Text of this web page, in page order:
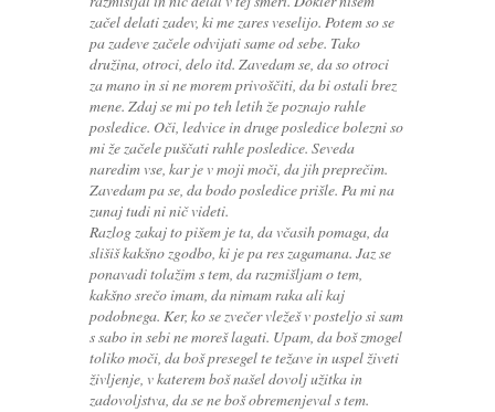
začel delati zadev, ki me zares veselijo. Potem so se
pa zadeve začele odvijati same od sebe. Tako
družina, otroci, delo itd. Zavedam se, da so otroci
za mano in si ne morem privoščiti, da bi ostali brez
mene. Zdaj se mi po teh letih že poznajo rahle
posledice. Oči, ledvice in druge posledice bolezni so
mi že začele puščati rahle posledice. Seveda
naredim vse, kar je v moji moči, da jih preprečim.
Zavedam pa se, da bodo posledice prišle. Pa mi na
zunaj tudi ni nič videti.
Razlog zakaj to pišem je ta, da včasih pomaga, da
slišiš kakšno zgodbo, ki je pa res zagamana. Jaz se
ponavadi tolažim s tem, da razmišljam o tem,
kakšno srečo imam, da nimam raka ali kaj
podobnega. Ker, ko se zvečer vležeš v posteljo si sam
s sabo in sebi ne moreš lagati. Upam, da boš zmogel
toliko moči, da boš presegel te težave in uspel živeti
življenje, v katerem boš našel dovolj užitka in
zadovoljstva, da se ne boš obremenjeval s tem.